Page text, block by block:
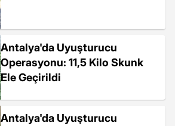
Antalya'da Uyuşturucu
Operasyonu: 11,5 Kilo Skunk
Ele Geçirildi
Antalya'da Uyuşturucu